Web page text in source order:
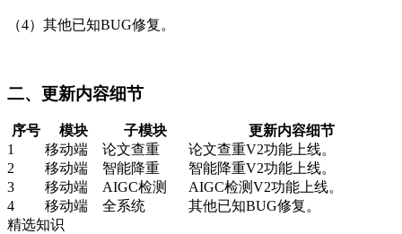
（4）其他已知BUG修复。
二、更新内容细节
序号 模块 子模块
更新内容细节
1
移动端 论文查重
论文查重V2功能上线。
2
移动端 智能降重
智能降重V2功能上线。
3
移动端 AIGC检测
AIGC检测V2功能上线。
4
移动端 全系统
其他已知BUG修复。
精选知识